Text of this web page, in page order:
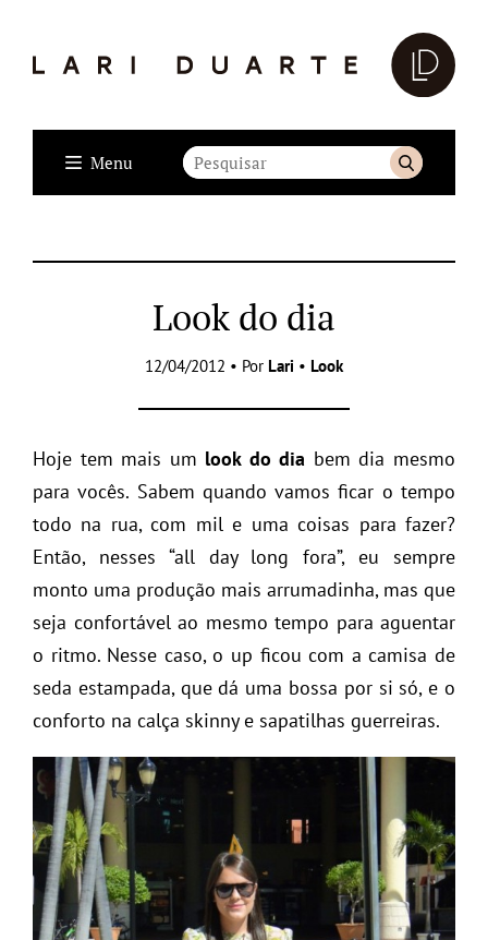
Menu
Look do dia
12/04/2012 • Por Lari • Look
Hoje tem mais um look do dia bem dia mesmo
para vocês. Sabem quando vamos ficar o tempo
todo na rua, com mil e uma coisas para fazer?
Então, nesses “all day long fora”, eu sempre
monto uma produção mais arrumadinha, mas que
seja confortável ao mesmo tempo para aguentar
o ritmo. Nesse caso, o up ficou com a camisa de
seda estampada, que dá uma bossa por si só, e o
conforto na calça skinny e sapatilhas guerreiras.